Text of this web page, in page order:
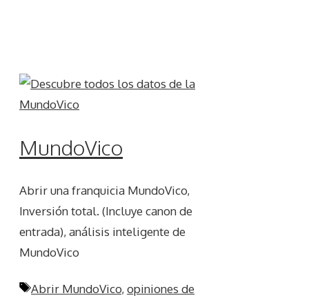
MundoVico
Abrir una franquicia MundoVico,
Inversión total. (Incluye canon de
entrada), análisis inteligente de
MundoVico
Etiquetas
Abrir MundoVico, opiniones de